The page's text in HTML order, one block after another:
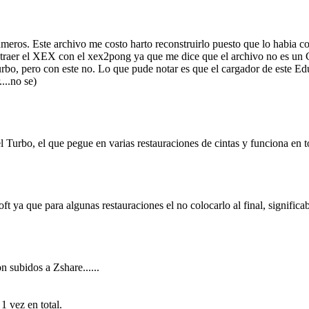
Este archivo me costo harto reconstruirlo puesto que lo habia
el XEX con el xex2pong ya que me dice que el archivo no es
pero con este no. Lo que pude notar es que el cargador de este
se)
el que pegue en varias restauraciones de cintas y funciona en
que para algunas restauraciones el no colocarlo al final,
subidos a Zshare......
vez en total.